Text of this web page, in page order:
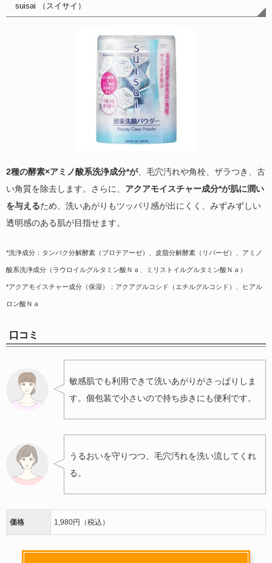
suisai （スイサイ）
2種の酵素×アミノ酸系洗浄成分*が、毛穴汚れや角栓、ザラつき、古
い角質を除去します。さらに、 アクアモイスチャー成分*が肌に潤い
を与えるため、洗いあがりもツッパリ感が出にくく、みずみずしい
透明感のある肌が目指せます。
*洗浄成分：タンパク分解酵素（プロテアーゼ）、皮脂分解酵素（リパーゼ）、アミノ
酸系洗浄成分（ラウロイルグルタミン酸Ｎａ、ミリストイルグルタミン酸Ｎａ）
*アクアモイスチャー成分（保湿）：アクアグルコシド（エチルグルコシド）、ヒアル
ロン酸Ｎａ
口コミ
敏感肌でも利用できて洗いあがりがさっぱりしま
す。個包装で小さいので持ち歩きにも便利です。
うるおいを守りつつ、毛穴汚れを洗い流してくれ
る。
価格 1,980円（税込）